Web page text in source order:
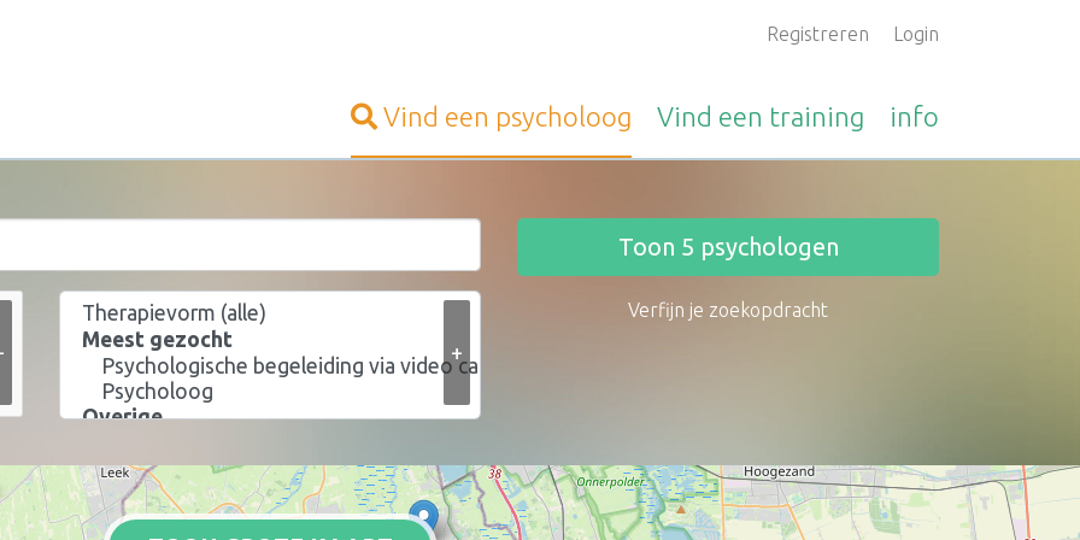
Registreren Login
Vind een psycholoog Vind een training info
+
Toon 5 psychologen
Verfijn je zoekopdracht